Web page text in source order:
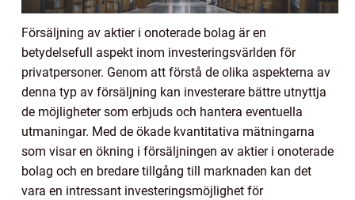
Försäljning av aktier i onoterade bolag är en
betydelsefull aspekt inom investeringsvärlden för
privatpersoner. Genom att förstå de olika aspekterna av
denna typ av försäljning kan investerare bättre utnyttja
de möjligheter som erbjuds och hantera eventuella
utmaningar. Med de ökade kvantitativa mätningarna
som visar en ökning i försäljningen av aktier i onoterade
bolag och en bredare tillgång till marknaden kan det
vara en intressant investeringsmöjlighet för